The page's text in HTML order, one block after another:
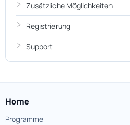
Zusätzliche Möglichkeiten
Registrierung
Support
Home
Programme